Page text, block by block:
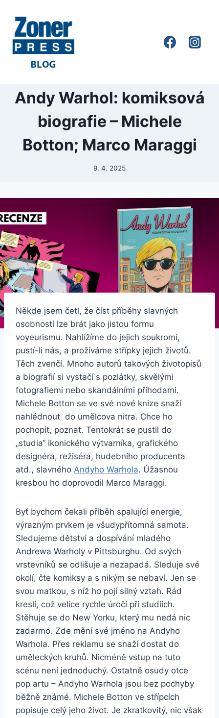
Andy Warhol: komiksová
biografie – Michele
Botton; Marco Maraggi
9. 4. 2025
Někde jsem četl, že číst příběhy slavných
osobností lze brát jako jistou formu
voyeurismu. Nahlížíme do jejich soukromí,
pustí-li nás, a prožíváme střípky jejich životů.
Těch zvenčí. Mnoho autorů takových životopisů
a biografií si vystačí s pozlátky, skvělými
fotografiemi nebo skandálními příhodami.
Michele Botton se ve své nové knize snaží
nahlédnout do umělcova nitra. Chce ho
pochopit, poznat. Tentokrát se pustil do
„studia“ ikonického výtvarníka, grafického
designéra, režiséra, hudebního producenta
atd., slavného Andyho Warhola. Úžasnou
kresbou ho doprovodil Marco Maraggi.
Byť bychom čekali příběh spalující energie,
výrazným prvkem je všudypřítomná samota.
Sledujeme dětství a dospívání mladého
Andrewa Warholy v Pittsburghu. Od svých
vrstevníků se odlišuje a nezapadá. Sleduje své
okolí, čte komiksy a s nikým se nebaví. Jen se
svou matkou, s níž ho pojí silný vztah. Rád
kreslí, což velice rychle úročí při studiích.
Stěhuje se do New Yorku, který mu nedá nic
zadarmo. Zde mění své jméno na Andyho
Warhola. Přes reklamu se snaží dostat do
uměleckých kruhů. Nicméně vstup na tuto
scénu není jednoduchý. Ostatně osudy otce
pop artu – Andyho Warhola jsou bez pochyby
běžně známé. Michele Botton ve střípcích
popisuje celý jeho život. Je zkratkovitý, nic však